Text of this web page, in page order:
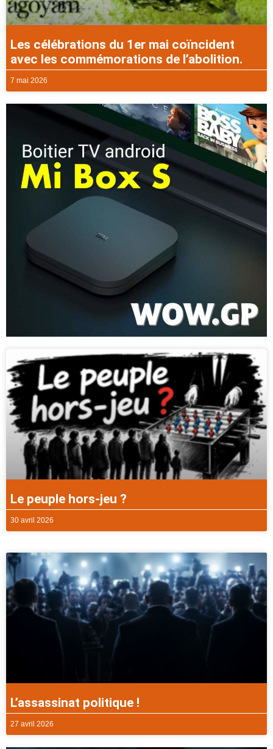
Les célébrations du 1er mai coïncident
avec les commémorations de l’abolition.
7 mai 2026
Le peuple hors-jeu ?
30 avril 2026
L’assassinat politique !
27 avril 2026